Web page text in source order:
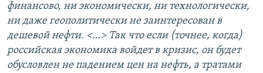
финансово, ни экономически, ни технологически,
ни даже геополитически не заинтересован в
дешевой нефти. <…> Так что если (точнее, когда)
российская экономика войдет в кризис, он будет
обусловлен не падением цен на нефть, а тратами